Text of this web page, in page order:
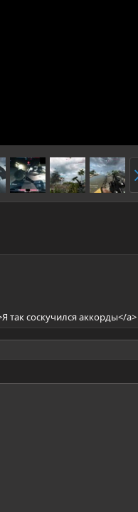
так соскучился аккорды</a>